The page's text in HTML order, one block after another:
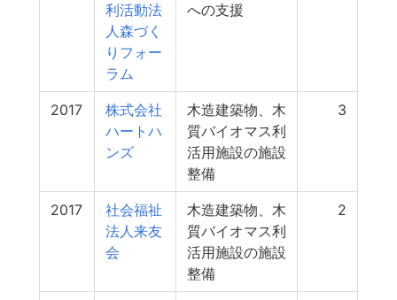
利活動法
人森づく
りフォー
ラム
への支援
2017
株式会社
ハートハ
ンズ
木造建築物、木
質バイオマス利
活用施設の施設
整備
3
2017
社会福祉
法人来友
会
木造建築物、木
質バイオマス利
活用施設の施設
整備
2